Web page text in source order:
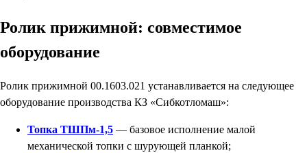
Ролик прижимной: совместимое
оборудование
Ролик прижимной 00.1603.021 устанавливается на следующее
оборудование производства КЗ «Сибкотломаш»:
Топка ТШПм-1,5 — базовое исполнение малой
механической топки с шурующей планкой;